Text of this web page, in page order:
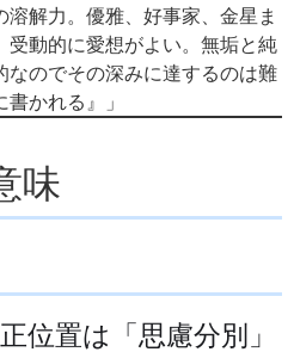
溶解力。優雅、好事家、金星ま
受動的に愛想がよい。無垢と純
なのでその深みに達するのは難
かれる』」
味
位置は「思慮分別」